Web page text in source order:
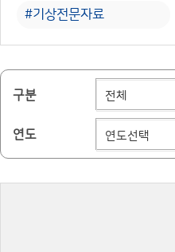
#기상전문자료
구분
연도